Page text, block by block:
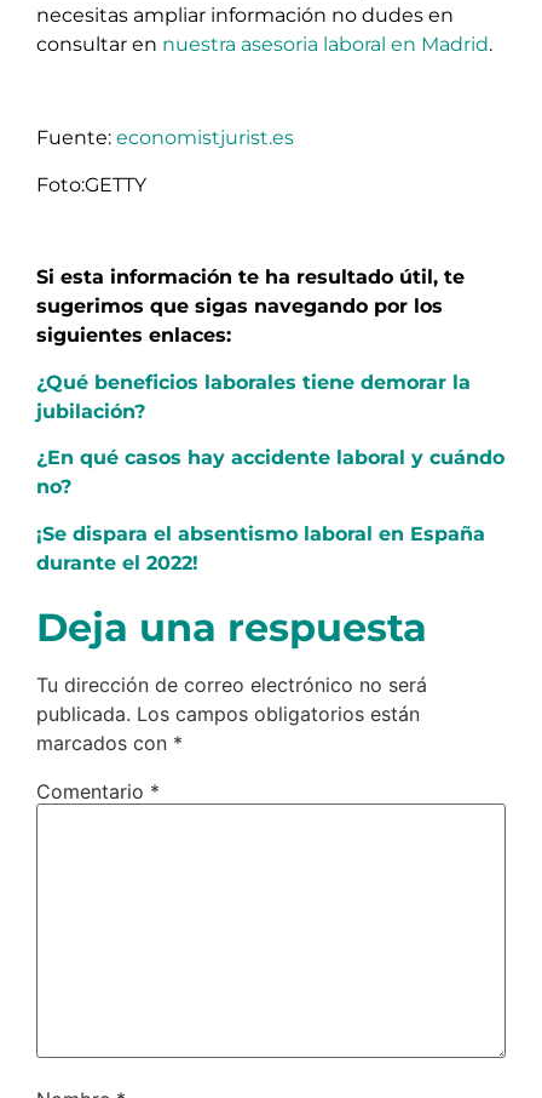
necesitas ampliar información no dudes en
consultar en nuestra asesoria laboral en Madrid.
Fuente: economistjurist.es
Foto:GETTY
Si esta información te ha resultado útil, te
sugerimos que sigas navegando por los
siguientes enlaces:
¿Qué beneficios laborales tiene demorar la
jubilación?
¿En qué casos hay accidente laboral y cuándo
no?
¡Se dispara el absentismo laboral en España
durante el 2022!
Deja una respuesta
Tu dirección de correo electrónico no será
publicada. Los campos obligatorios están
marcados con *
Comentario *